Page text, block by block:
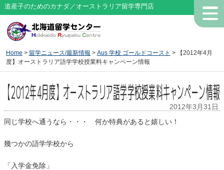
道産子のためのカナダ／オーストラリア留学専門店
Home > 留学ニュース/最新情報 > Aus 学校 ゴールドコースト > 【2012年4月
度】オーストラリア語学学校授業料キャンペーン情報
【2012年4月度】オーストラリア語学学校授業料キャンペーン情報
2012年3月31日
同じ学校へ通うなら・・・ 何か特典があると嬉しい！
幾つかの語学学校から
「入学金免除」